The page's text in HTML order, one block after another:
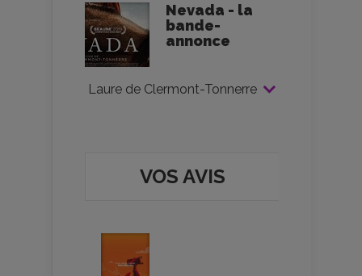
Nevada - la
bande-
annonce
Laure de Clermont-Tonnerre
VOS AVIS